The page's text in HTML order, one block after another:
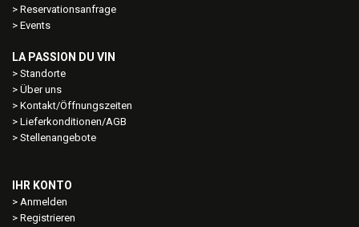
Reservationsanfrage
Events
LA PASSION DU VIN
Standorte
Über uns
Kontakt/Öffnungszeiten
Lieferkonditionen/AGB
Stellenangebote
IHR KONTO
Anmelden
Registrieren